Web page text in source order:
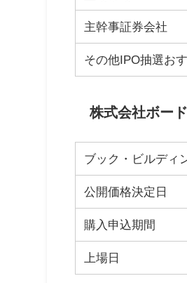
主幹事証券会社
その他IPO抽選お
株式会社ボー
ブック・ビルディ
公開価格決定日
購入申込期間
上場日